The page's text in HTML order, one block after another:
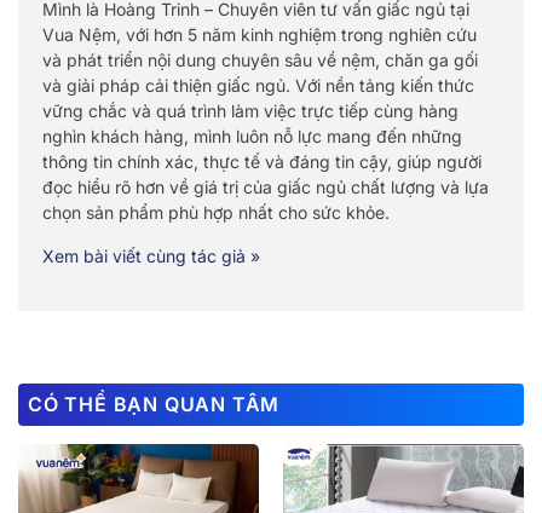
Mình là Hoàng Trinh – Chuyên viên tư vấn giấc ngủ tại
Vua Nệm, với hơn 5 năm kinh nghiệm trong nghiên cứu
và phát triển nội dung chuyên sâu về nệm, chăn ga gối
và giải pháp cải thiện giấc ngủ. Với nền tảng kiến thức
vững chắc và quá trình làm việc trực tiếp cùng hàng
nghìn khách hàng, mình luôn nỗ lực mang đến những
thông tin chính xác, thực tế và đáng tin cậy, giúp người
đọc hiểu rõ hơn về giá trị của giấc ngủ chất lượng và lựa
chọn sản phẩm phù hợp nhất cho sức khỏe.
Xem bài viết cùng tác giả »
CÓ THỂ BẠN QUAN TÂM